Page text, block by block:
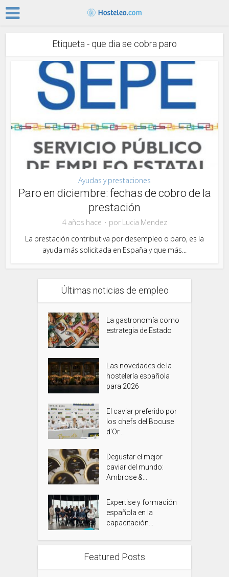
Etiqueta - que dia se cobra paro
Ayudas y prestaciones
Paro en diciembre: fechas de cobro de la
prestación
4 años hace por Lucia Mendez
La prestación contributiva por desempleo o paro, es la
ayuda más solicitada en España y que más...
Últimas noticias de empleo
La gastronomía como
estrategia de Estado
Las novedades de la
hostelería española
para 2026
El caviar preferido por
los chefs del Bocuse
d’Or...
Degustar el mejor
caviar del mundo:
Ambrose &...
Expertise y formación
española en la
capacitación...
Featured Posts